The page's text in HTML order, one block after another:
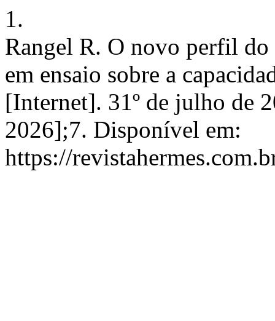
1.
Rangel R. O novo perfil
em ensaio sobre a
[Internet]. 31º de julho de
2026];7. Disponível em:
https://